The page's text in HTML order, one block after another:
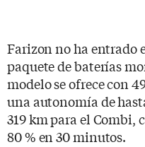
Farizon no ha entrado
paquete de baterías
modelo se ofrece con
una autonomía de
319 km para el Combi,
80 % en 30 minutos.